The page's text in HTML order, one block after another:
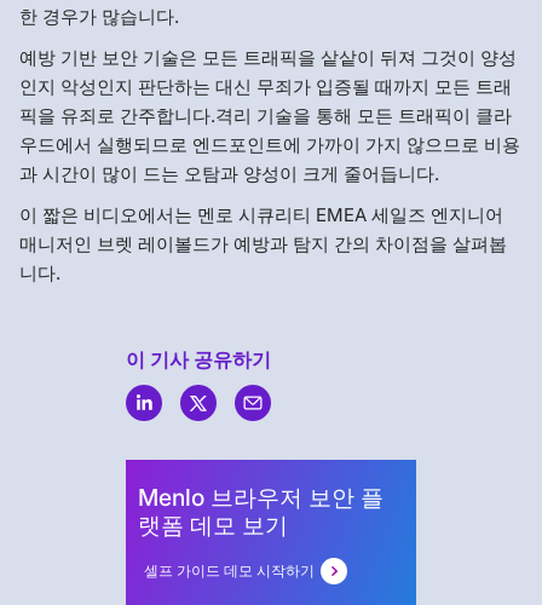
한 경우가 많습니다.
예방 기반 보안 기술은 모든 트래픽을 샅샅이 뒤져 그것이 양성
인지 악성인지 판단하는 대신 무죄가 입증될 때까지 모든 트래
픽을 유죄로 간주합니다.격리 기술을 통해 모든 트래픽이 클라
우드에서 실행되므로 엔드포인트에 가까이 가지 않으므로 비용
과 시간이 많이 드는 오탐과 양성이 크게 줄어듭니다.
이 짧은 비디오에서는 멘로 시큐리티 EMEA 세일즈 엔지니어
매니저인 브렛 레이볼드가 예방과 탐지 간의 차이점을 살펴봅
니다.
이 기사 공유하기
Menlo 브라우저 보안 플
랫폼 데모 보기
셀프 가이드 데모 시작하기